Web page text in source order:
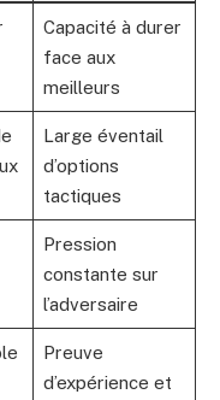
Capacité à durer
face aux
meilleurs
Large éventail
d’options
tactiques
Pression
constante sur
l’adversaire
Preuve
d’expérience et